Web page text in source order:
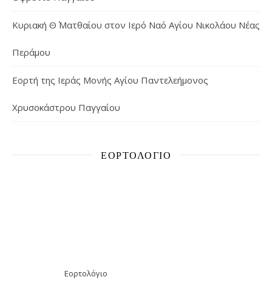
Κυριακή Θ΄ Ματθαίου στον Ιερό Ναό Αγίου Νικολάου Νέας
Περάμου
Εορτή της Ιεράς Μονής Αγίου Παντελεήμονος
Χρυσοκάστρου Παγγαίου
ΕΟΡΤΟΛΌΓΙΟ
Εορτολόγιο